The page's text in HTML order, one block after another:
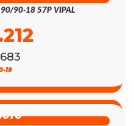
90/90-18 57P VIPAL
18